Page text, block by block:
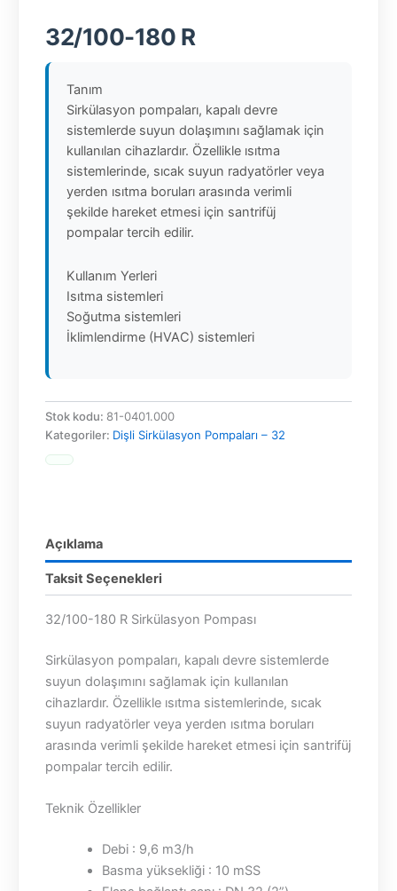
32/100-180 R
Tanım
Sirkülasyon pompaları, kapalı devre
sistemlerde suyun dolaşımını sağlamak için
kullanılan cihazlardır. Özellikle ısıtma
sistemlerinde, sıcak suyun radyatörler veya
yerden ısıtma boruları arasında verimli
şekilde hareket etmesi için santrifüj
pompalar tercih edilir.
Kullanım Yerleri
Isıtma sistemleri
Soğutma sistemleri
İklimlendirme (HVAC) sistemleri
Stok kodu: 81-0401.000
Kategoriler: Dişli Sirkülasyon Pompaları – 32
Açıklama
Taksit Seçenekleri
32/100-180 R Sirkülasyon Pompası
Sirkülasyon pompaları, kapalı devre sistemlerde
suyun dolaşımını sağlamak için kullanılan
cihazlardır. Özellikle ısıtma sistemlerinde, sıcak
suyun radyatörler veya yerden ısıtma boruları
arasında verimli şekilde hareket etmesi için santrifüj
pompalar tercih edilir.
Teknik Özellikler
Debi : 9,6 m3/h
Basma yüksekliği : 10 mSS